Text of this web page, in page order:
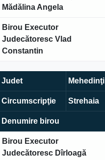
Mădălina Angela
Birou Executor
Judecătoresc Vlad
Constantin
Denumire birou
Birou Executor
Judecătoresc Dîrloagă
Judet Mehedinţi
Circumscripţie Strehaia